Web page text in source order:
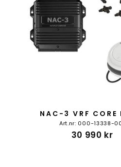
NAC-3 VRF CORE
Art.nr: 000-13338-
30 990 kr